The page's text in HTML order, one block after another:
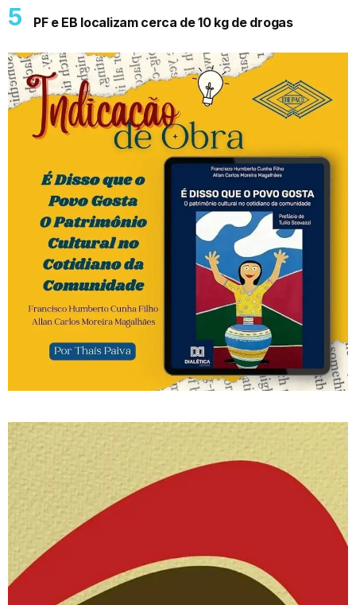
PF e EB localizam cerca de 10 kg de drogas